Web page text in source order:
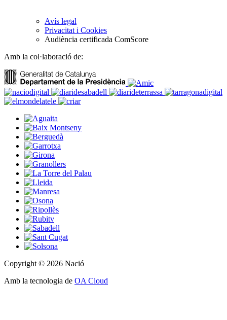
Avís legal
Privacitat i Cookies
Audiència certificada ComScore
Amb la col·laboració de:
Copyright © 2026 Nació
Amb la tecnologia de OA Cloud